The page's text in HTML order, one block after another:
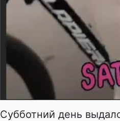
Субботний день